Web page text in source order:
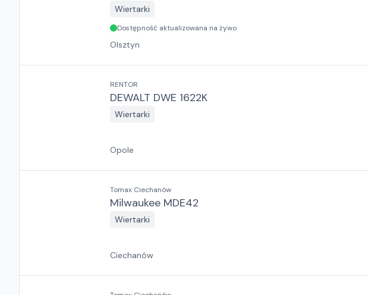
Wiertarki
Dostępność aktualizowana na żywo
Olsztyn
RENTOR
DEWALT DWE 1622K
Wiertarki
Opole
Tomax Ciechanów
Milwaukee MDE42
Wiertarki
Ciechanów